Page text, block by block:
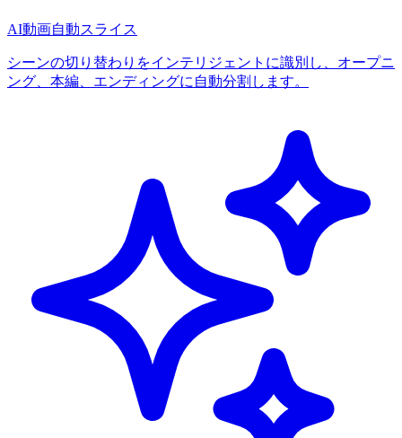
AI動画自動スライス
シーンの切り替わりをインテリジェントに識別し、オープニ
ング、本編、エンディングに自動分割します。